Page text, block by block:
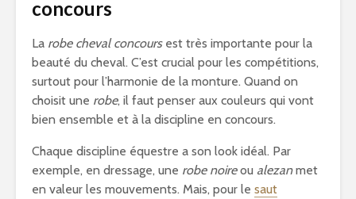
concours
La robe cheval concoursest très importante pour la
beauté du cheval. C’est crucial pour les compétitions,
surtout pour l’harmonie de la monture. Quand on
choisit une robe, il faut penser aux couleurs qui vont
bien ensemble et à la discipline en concours.
Chaque discipline équestre a son look idéal. Par
exemple, en dressage, une robe noireou alezanmet
en valeur les mouvements. Mais, pour le saut